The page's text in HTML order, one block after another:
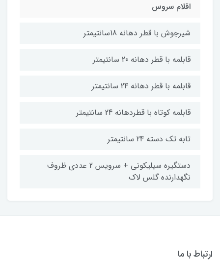
اقلام سروس
شیرجوش با قطر دهانه 18سانتیمتر
قابلمه با قطر دهانه 20 سانتیمتر
قابلمه با قطر دهانه 24 سانتیمتر
قابلمه کوتاه با قطردهانه 24 سانتیمتر
تابه تک دسته 24 سانتیمتر
دستگیره سیلیکونی + سرویس 2 عددی ظروف
نگهدارنده گلس لاک
ارتباط با ما